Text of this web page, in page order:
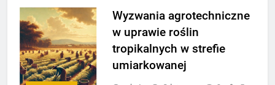
Wyzwania agrotechniczne
w uprawie roślin
tropikalnych w strefie
umiarkowanej